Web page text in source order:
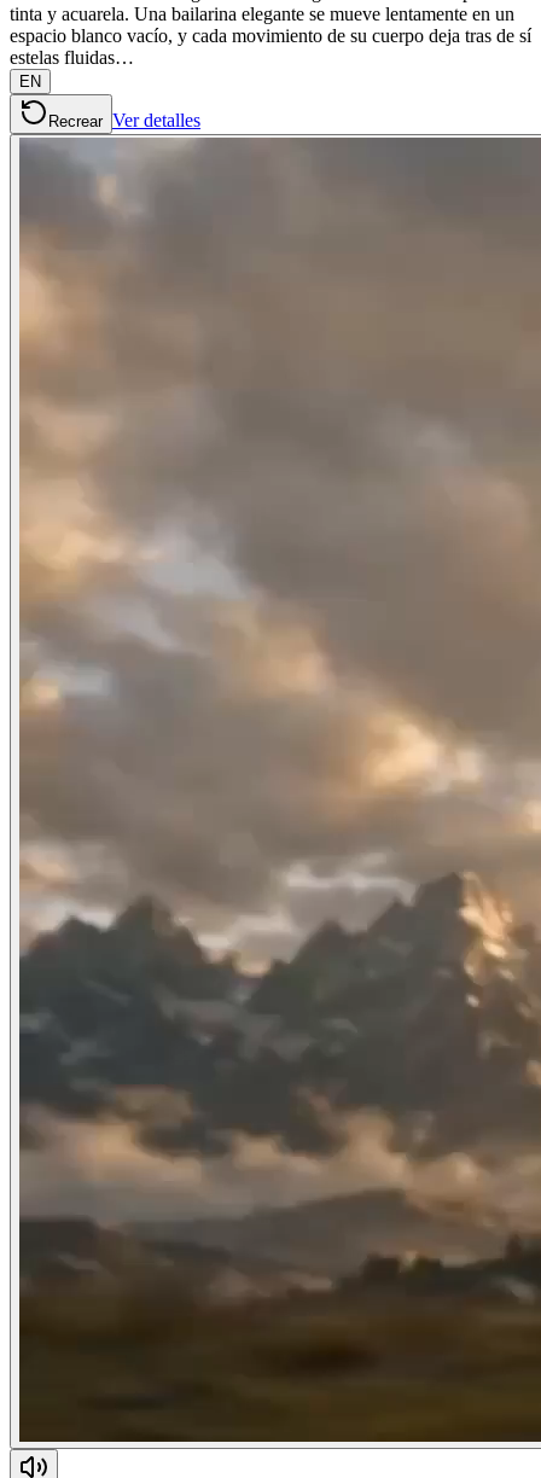
tinta y acuarela. Una bailarina elegante se mueve lentamente en un
espacio blanco vacío, y cada movimiento de su cuerpo deja tras de sí
estelas fluidas…
EN
Recrear Ver detalles